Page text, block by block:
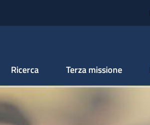
Ricerca Terza missione